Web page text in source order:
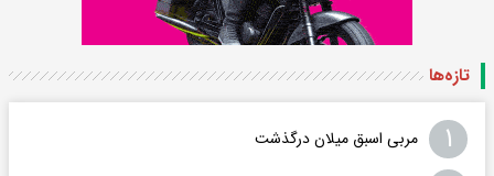
تازه‌ها
۱ مربی اسبق میلان درگذشت